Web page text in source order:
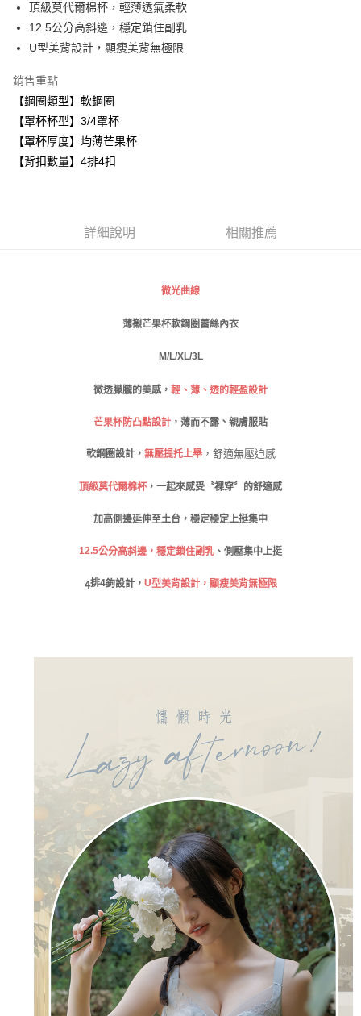
AFTEE先享後付
相關說明
【關於「AFTEE先享後付」】
便利好安心！
１．簡單：不需註冊會員、不需綁卡、不需儲值。
２．便利：只要手機號碼，簡訊認證，即可結帳。
３．安心：先確認商品／服務後，再付款。
１．於結帳方式選擇「AFTEE先享後付」後，將跳轉至「AFTEE先享後付」
ATM／網路銀行／等多元方式進行付款，方視為交易完成。
※ 請注意：結帳手續完成當下不需立刻繳費，但若您需要取消訂單，請聯絡
※ 交易是否成功請以「AFTEE先享後付 」之結帳頁面顯示為準，若有關於
是否繳費成功／繳費後需取消欲退款等相關疑問，請聯繫「AFTEE先享後付
１．透過由恩沛科技股份有限公司提供之「AFTEE先享後付」服務完成之交
權轉讓予恩沛科技股份有限公司。
３．未成年的使用者請事先徵得法定代理人或監護人之同意方可使用
時審查核予不同之上限額度；若仍有額度不足之情形，本公司將視審查結果
５．嚴禁一人註冊多個帳號或使用他人資訊註冊。若發現惡意使用之情形，
運送方式
全家取貨付款
每筆NT$80，滿NT$999(含以上)免運費
萊爾富取貨付款
每筆NT$80，滿NT$999(含以上)免運費
每筆NT$80，滿NT$999(含以上)免運費
付款後門市自取
頂級莫代爾棉杯，輕薄透氣柔軟
12.5公分高斜邊，穩定鎖住副乳
U型美背設計，顯瘦美背無極限
銷售重點
【鋼圈類型】軟鋼圈
【罩杯杯型】3/4罩杯
【罩杯厚度】均薄芒果杯
【背扣數量】4排4扣
詳細說明 相關推薦
微光曲線
薄襯芒果杯軟鋼圈蕾絲內衣
M/L/XL/3L
微透朦朧的美感， 輕、薄、透的輕盈設計
芒果杯防凸點設計 ，薄而不露 、 親膚服貼
軟鋼圈設計， 無壓提托上舉，舒適無壓迫感
頂級莫代爾棉杯 ，一起來感受〝裸穿〞的舒適感
加高側邊延伸至土台，穩定穩定上挺集中
12.5公分高斜邊，穩定鎖住副乳 、側壓集中上挺
4排4鉤設計， U型美背設計，顯瘦美背無極限